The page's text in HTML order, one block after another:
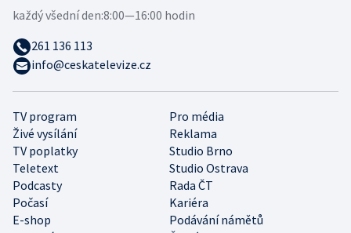
TV program
Pro média
Živé vysílání
Reklama
TV poplatky
Studio Brno
Teletext
Studio Ostrava
Podcasty
Rada ČT
Počasí
Kariéra
E-shop
Podávání námětů
každý všední den:8:00—16:00 hodin
261 136 113
info@ceskatelevize.cz